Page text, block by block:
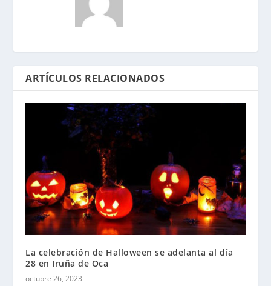
ARTÍCULOS RELACIONADOS
La celebración de Halloween se adelanta al día
28 en Iruña de Oca
octubre 26, 2023